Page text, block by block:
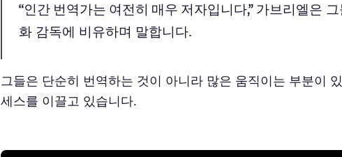
“인간 번역가는 여전히 매우 저자입니다,” 가브리엘은
화 감독에 비유하며 말합니다.
그들은 단순히 번역하는 것이 아니라 많은 움직이는 부분이
세스를 이끌고 있습니다.